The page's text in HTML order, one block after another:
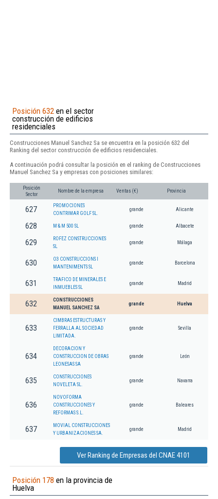
Posición 632 en el sector
construcción de edificios
residenciales
Construcciones Manuel Sanchez Sa se encuentra en la posición 632 del
Ranking del sector construcción de edificios residenciales.
A continuación podrá consultar la posición en el ranking de Construcciones
Manuel Sanchez Sa y empresas con posiciones similares:
Posición
Sector
Nombre de la empresa Ventas (€) Provincia
627
PROMOCIONES
CONTRIMAR GOLF SL.
grande Alicante
628 M & M 500 SL grande Albacete
629
ROFEZ CONSTRUCCIONES
SL
grande Málaga
630
O3 CONSTRUCCIONS I
MANTENIMENTS SL
grande Barcelona
631
TRAFICO DE MINERALES E
INMUEBLES SL
grande Madrid
632
CONSTRUCCIONES
MANUEL SANCHEZ SA
grande Huelva
633
CIMBRAS ESTRUCTURAS Y
FERRALLA AL SOCIEDAD
LIMITADA.
grande Sevilla
634
DECORACION Y
CONSTRUCCION DE OBRAS
LEONESAS SA
grande León
635
CONSTRUCCIONES
NOVELETA SL.
grande Navarra
636
NOVOFORMA
CONSTRUCCIONES Y
REFORMAS S.L.
grande Baleares
637
MOVIAL CONSTRUCCIONES
Y URBANIZACIONES SA.
grande Madrid
Ver Ranking de Empresas del CNAE 4101
Posición 178 en la provincia de
Huelva